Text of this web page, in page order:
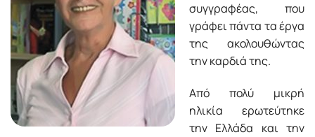
συγγραφέας, που
γράφει πάντα τα έργα
της ακολουθώντας
την καρδιά της.
Από πολύ μικρή
ηλικία ερωτεύτηκε
την Ελλάδα και την